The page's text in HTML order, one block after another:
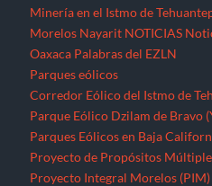
Minería en el Istmo de
Morelos Nayarit NOTICIAS
Oaxaca Palabras del EZLN
Parques eólicos
Corredor Eólico del Istmo de
Parque Eólico Dzilam de Bravo
Parques Eólicos en Baja
Proyecto de Propósitos
Proyecto Integral Morelos (PIM)